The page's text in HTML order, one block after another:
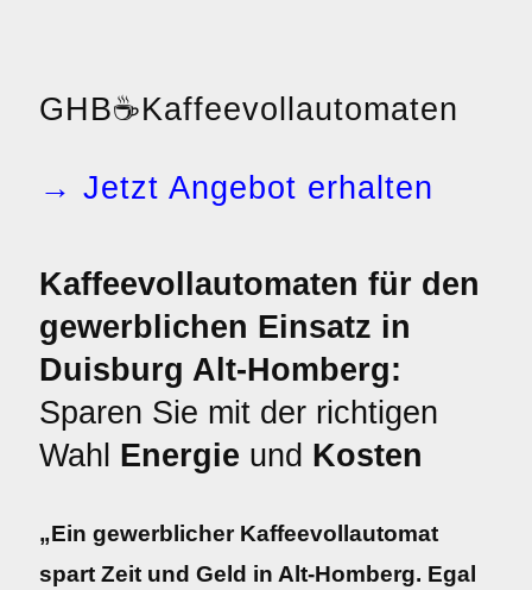
GHB☕Kaffeevollautomaten
→ Jetzt Angebot erhalten
Kaffeevollautomaten für den
gewerblichen Einsatz in
Duisburg Alt-Homberg:
Sparen Sie mit der richtigen
Wahl Energie und Kosten
„Ein gewerblicher Kaffeevollautomat
spart Zeit und Geld in Alt-Homberg. Egal